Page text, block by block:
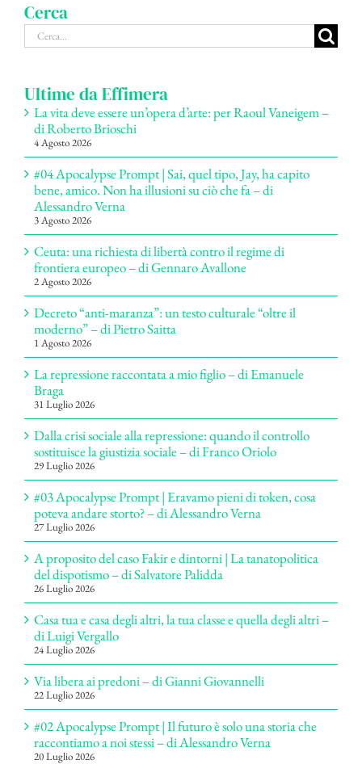
Cerca
Cerca
per:
Ultime da Effimera
La vita deve essere un’opera d’arte: per Raoul Vaneigem –
di Roberto Brioschi
4 Agosto 2026
#04 Apocalypse Prompt | Sai, quel tipo, Jay, ha capito
bene, amico. Non ha illusioni su ciò che fa – di
Alessandro Verna
3 Agosto 2026
Ceuta: una richiesta di libertà contro il regime di
frontiera europeo – di Gennaro Avallone
2 Agosto 2026
Decreto “anti-maranza”: un testo culturale “oltre il
moderno” – di Pietro Saitta
1 Agosto 2026
La repressione raccontata a mio figlio – di Emanuele
Braga
31 Luglio 2026
Dalla crisi sociale alla repressione: quando il controllo
sostituisce la giustizia sociale – di Franco Oriolo
29 Luglio 2026
#03 Apocalypse Prompt | Eravamo pieni di token, cosa
poteva andare storto? – di Alessandro Verna
27 Luglio 2026
A proposito del caso Fakir e dintorni | La tanatopolitica
del dispotismo – di Salvatore Palidda
26 Luglio 2026
Casa tua e casa degli altri, la tua classe e quella degli altri –
di Luigi Vergallo
24 Luglio 2026
Via libera ai predoni – di Gianni Giovannelli
22 Luglio 2026
#02 Apocalypse Prompt | Il futuro è solo una storia che
raccontiamo a noi stessi – di Alessandro Verna
20 Luglio 2026